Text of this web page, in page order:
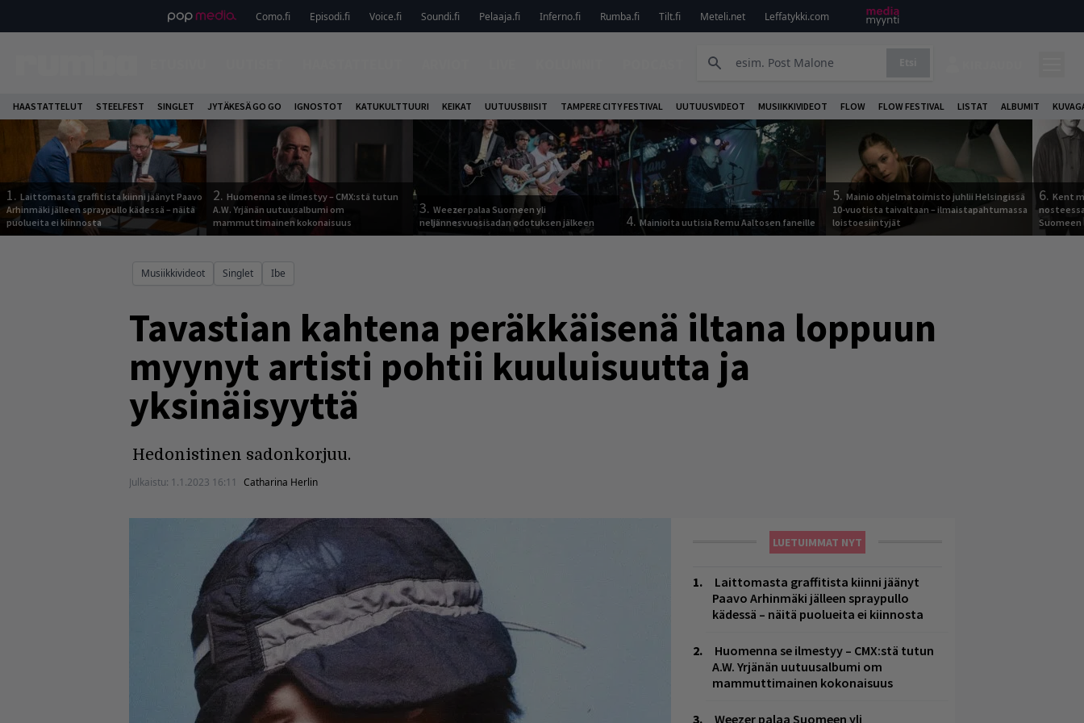
Como.fi Episodi.fi Voice.fi Soundi.fi Pelaaja.fi Inferno.fi Rumba.fi Tilt.fi Meteli.net Leffatykki.com
HAASTATTELUT STEELFEST SINGLET JYTÄKESÄ GO GO IGNOSTOT KATUKULTTUURI KEIKAT UUTUUSBIISIT TAMPERE CITY FESTIVAL UUTUUSVIDEOT MUSIIKKIVIDEOT FLOW FLOW FESTIVAL LISTAT ALBUMIT
1. Laittomasta graffitista kiinni jäänyt Paavo
Arhinmäki jälleen spraypullo kädessä – näitä
puolueita ei kiinnosta
2. Huomenna se ilmestyy – CMX:stä tutun
A.W. Yrjänän uutuusalbumi om
mammuttimainen kokonaisuus
3. Weezer palaa Suomeen yli
neljännesvuosisadan odotuksen jälkeen
4.Mainioita uutisia Remu Aaltosen faneille
5. Mainio ohjelmatoimisto juhlii Helsingissä
10-vuotista taivaltaan – ilmaistapahtumassa
loistoesiintyjät
6. Kent
Suomeen
Musiikkivideot Singlet Ibe
Tavastian kahtena peräkkäisenä iltana loppuun
myynyt artisti pohtii kuuluisuutta ja
yksinäisyyttä
Hedonistinen sadonkorjuu.
Julkaistu: 1.1.2023 16:11 Catharina Herlin
LUETUIMMAT NYT
Laittomasta graffitista kiinni jäänyt
Paavo Arhinmäki jälleen spraypullo
kädessä – näitä puolueita ei kiinnosta
Huomenna se ilmestyy – CMX:stä tutun
A.W. Yrjänän uutuusalbumi om
mammuttimainen kokonaisuus
Weezer palaa Suomeen yli